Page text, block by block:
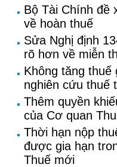
Bộ Tài Chính đề
về hoàn thuế
Sửa Nghị định
rõ hơn về miễn
Không tăng thuế
nghiên cứu thuế
Thêm quyền
của Cơ quan
Thời hạn nộp
được gia hạn
Thuế mới